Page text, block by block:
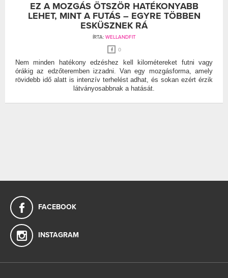
EZ A MOZGÁS ÖTSZÖR HATÉKONYABB
LEHET, MINT A FUTÁS – EGYRE TÖBBEN
ESKÜSZNEK RÁ
ÍRTA: WELLANDFIT
0
Nem minden hatékony edzéshez kell kilométereket futni vagy
órákig az edzőteremben izzadni. Van egy mozgásforma, amely
rövidebb idő alatt is intenzív terhelést adhat, és sokan ezért érzik
látványosabbnak a hatását.
FACEBOOK
INSTAGRAM